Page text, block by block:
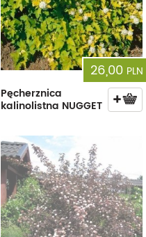
26,00 PLN
Pęcherznica
kalinolistna NUGGET